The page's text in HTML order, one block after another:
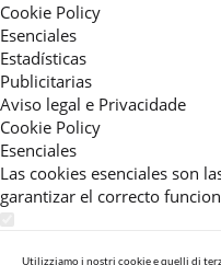
Cookie Policy
Esenciales
Estadísticas
Publicitarias
Aviso legal e Privacidade
Cookie Policy
Esenciales
Las cookies esenciales son
garantizar el correcto
Utilizziamo i nostri cookie e quelli di